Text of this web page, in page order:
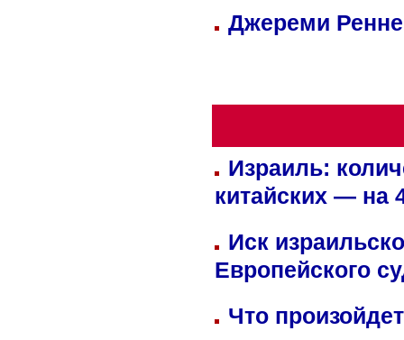
Джереми
Израиль:
китайских — на
Иск
Европейского
Что